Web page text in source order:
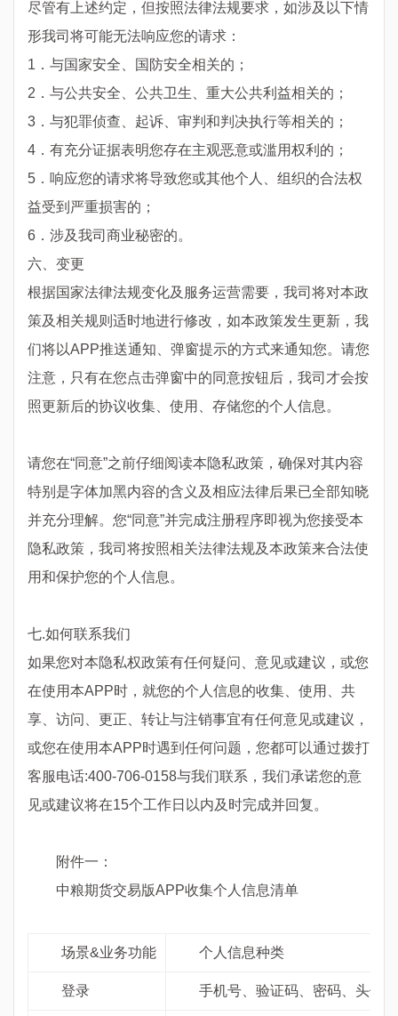
尽管有上述约定，但按照法律法规要求，如涉及以下情
形我司将可能无法响应您的请求：
1．与国家安全、国防安全相关的；
2．与公共安全、公共卫生、重大公共利益相关的；
3．与犯罪侦查、起诉、审判和判决执行等相关的；
4．有充分证据表明您存在主观恶意或滥用权利的；
5．响应您的请求将导致您或其他个人、组织的合法权
益受到严重损害的；
6．涉及我司商业秘密的。
六、变更
根据国家法律法规变化及服务运营需要，我司将对本政
策及相关规则适时地进行修改，如本政策发生更新，我
们将以APP推送通知、弹窗提示的方式来通知您。请您
注意，只有在您点击弹窗中的同意按钮后，我司才会按
照更新后的协议收集、使用、存储您的个人信息。
请您在“同意”之前仔细阅读本隐私政策，确保对其内容
特别是字体加黑内容的含义及相应法律后果已全部知晓
并充分理解。您“同意”并完成注册程序即视为您接受本
隐私政策，我司将按照相关法律法规及本政策来合法使
用和保护您的个人信息。
七.如何联系我们
如果您对本隐私权政策有任何疑问、意见或建议，或您
在使用本APP时，就您的个人信息的收集、使用、共
享、访问、更正、转让与注销事宜有任何意见或建议，
或您在使用本APP时遇到任何问题，您都可以通过拨打
客服电话:400-706-0158与我们联系，我们承诺您的意
见或建议将在15个工作日以内及时完成并回复。
附件一：
中粮期货交易版APP收集个人信息清单
场景&业务功能 个人信息种类
登录 手机号、验证码、密码、头像